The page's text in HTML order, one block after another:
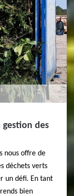
des
nous offre de
déchets verts
un défi. En tant
bien